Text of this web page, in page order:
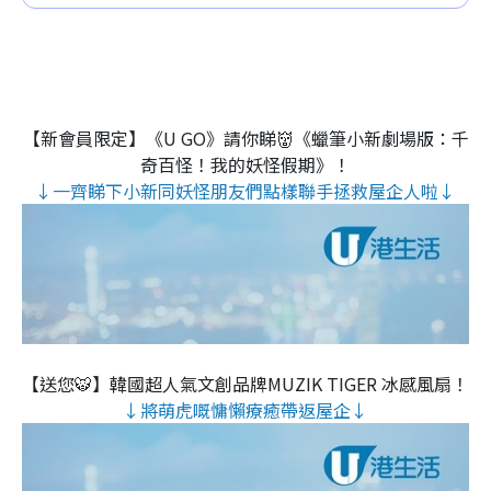
【新會員限定】《U GO》請你睇👹《蠟筆小新劇場版：千
奇百怪！我的妖怪假期》！
↓一齊睇下小新同妖怪朋友們點樣聯手拯救屋企人啦↓
【送您🐯】韓國超人氣文創品牌MUZIK TIGER 冰感風扇！
↓將萌虎嘅慵懶療癒帶返屋企↓